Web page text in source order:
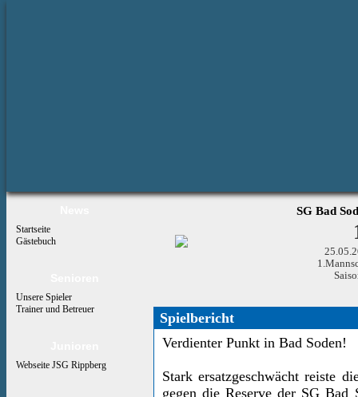
Startseite
Gästebuch
Unsere Spieler
Trainer und Betreuer
Webseite JSG Rippberg
SG Bad
Spielbericht
Verdienter Punkt in Bad Soden!
Stark ersatzgeschwächt reiste
gegen die Reserve der SG Bad